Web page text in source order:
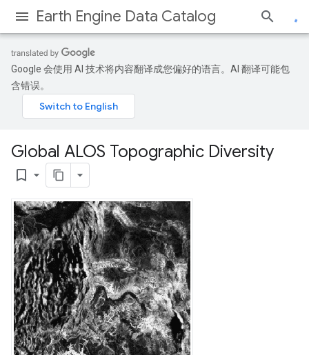
Earth Engine Data Catalog
Google 会使用 AI 技术将内容翻译成您偏好的语言。AI 翻译可能包
含错误。
Global ALOS Topographic Diversity
bookmark_border